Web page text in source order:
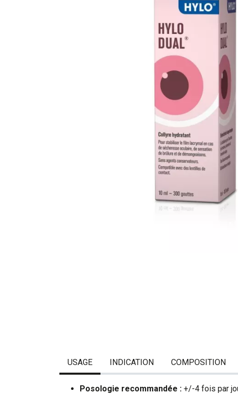
USAGE INDICATION COMPOSITION
Posologie recommandée : +/-4 fois par